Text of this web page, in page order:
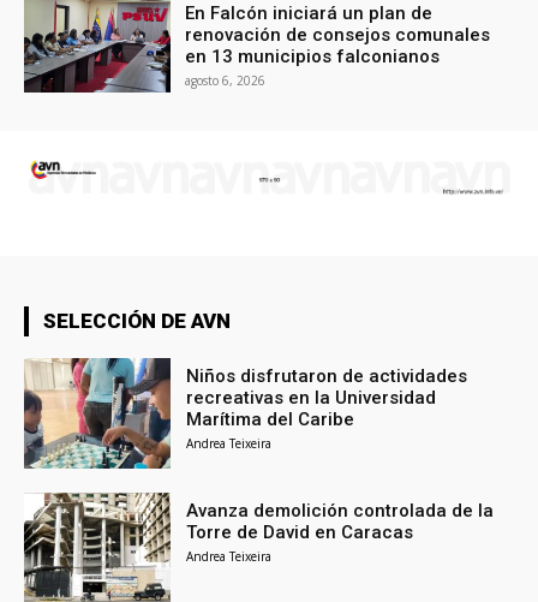
En Falcón iniciará un plan de
renovación de consejos comunales
en 13 municipios falconianos
agosto 6, 2026
SELECCIÓN DE AVN
Niños disfrutaron de actividades
recreativas en la Universidad
Marítima del Caribe
Andrea Teixeira
Avanza demolición controlada de la
Torre de David en Caracas
Andrea Teixeira